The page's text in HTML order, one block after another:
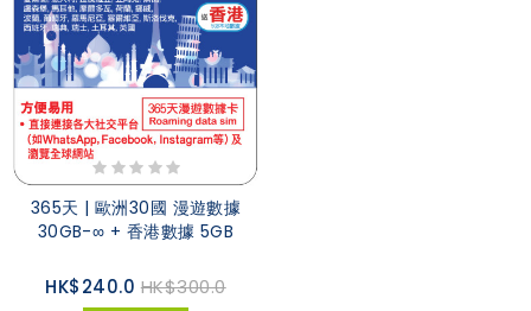
365天 | 歐洲30國 漫遊數據
30GB-∞ + 香港數據 5GB
HK$240.0 HK$300.0